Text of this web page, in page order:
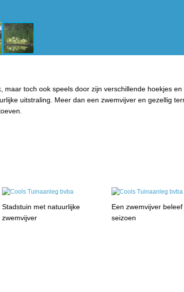
toch ook speels door zijn verschillende hoekjes en
uitstraling. Meer dan een zwemvijver en gezellig
Stadstuin met natuurlijke
zwemvijver
Een zwemvijver
seizoen